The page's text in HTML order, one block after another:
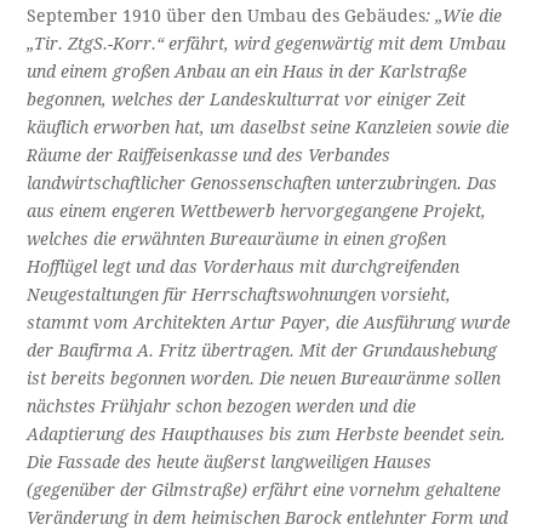
September 1910 über den Umbau des Gebäudes: „Wie die
„Tir. ZtgS.-Korr.“ erfährt, wird gegenwärtig mit dem Umbau
und einem großen An­bau an ein Haus in der Karlstraße
begonnen, welches der Landeskulturrat vor einiger Zeit
käuflich erworben hat, um daselbst seine Kanzleien sowie die
Räume der Raiffeisenkasse und des Verbandes
landwirtschaftlicher Genossenschaften unterzubringen. Das
aus einem engeren Wettbewerb hervorgegangene Projekt,
welches die erwähnten Bureauräume in einen großen
Hofflügel legt und das Vorderhaus mit durchgreifenden
Neugestaltungen für Herrschaftswohnungen vorsieht,
stammt vom Architekten Artur Payer, die Ausführung wurde
der Baufirma A. Fritz übertragen. Mit der Grundaushebung
ist bereits begonnen worden. Die neuen Bureauränme sollen
nächstes Frühjahr schon bezogen werden und die
Adaptierung des Haupthauses bis zum Herbste beendet sein.
Die Fassade des heute äußerst langweiligen Hauses
(gegenüber der Gilmstraße) erfährt eine vornehm gehaltene
Veränderung in dem heimischen Barock entlehnter Form und